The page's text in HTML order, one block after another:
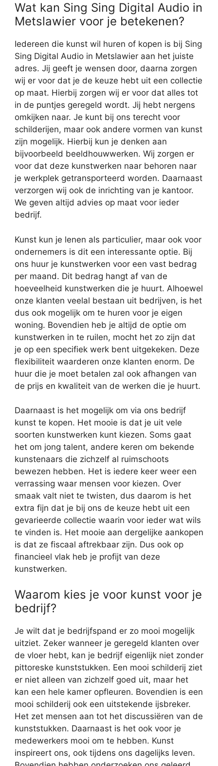
Wat kan Sing Sing Digital Audio in
Metslawier voor je betekenen?
Iedereen die kunst wil huren of kopen is bij Sing
Sing Digital Audio in Metslawier aan het juiste
adres. Jij geeft je wensen door, daarna zorgen
wij er voor dat je de keuze hebt uit een collectie
op maat. Hierbij zorgen wij er voor dat alles tot
in de puntjes geregeld wordt. Jij hebt nergens
omkijken naar. Je kunt bij ons terecht voor
schilderijen, maar ook andere vormen van kunst
zijn mogelijk. Hierbij kun je denken aan
bijvoorbeeld beeldhouwwerken. Wij zorgen er
voor dat deze kunstwerken naar behoren naar
je werkplek getransporteerd worden. Daarnaast
verzorgen wij ook de inrichting van je kantoor.
We geven altijd advies op maat voor ieder
bedrijf.
Kunst kun je lenen als particulier, maar ook voor
ondernemers is dit een interessante optie. Bij
ons huur je kunstwerken voor een vast bedrag
per maand. Dit bedrag hangt af van de
hoeveelheid kunstwerken die je huurt. Alhoewel
onze klanten veelal bestaan uit bedrijven, is het
dus ook mogelijk om te huren voor je eigen
woning. Bovendien heb je altijd de optie om
kunstwerken in te ruilen, mocht het zo zijn dat
je op een specifiek werk bent uitgekeken. Deze
flexibiliteit waarderen onze klanten enorm. De
huur die je moet betalen zal ook afhangen van
de prijs en kwaliteit van de werken die je huurt.
Daarnaast is het mogelijk om via ons bedrijf
kunst te kopen. Het mooie is dat je uit vele
soorten kunstwerken kunt kiezen. Soms gaat
het om jong talent, andere keren om bekende
kunstenaars die zichzelf al ruimschoots
bewezen hebben. Het is iedere keer weer een
verrassing waar mensen voor kiezen. Over
smaak valt niet te twisten, dus daarom is het
extra fijn dat je bij ons de keuze hebt uit een
gevarieerde collectie waarin voor ieder wat wils
te vinden is. Het mooie aan dergelijke aankopen
is dat ze fiscaal aftrekbaar zijn. Dus ook op
financieel vlak heb je profijt van deze
kunstwerken.
Waarom kies je voor kunst voor je
bedrijf?
Je wilt dat je bedrijfspand er zo mooi mogelijk
uitziet. Zeker wanneer je geregeld klanten over
de vloer hebt, kan je bedrijf eigenlijk niet zonder
pittoreske kunststukken. Een mooi schilderij ziet
er niet alleen van zichzelf goed uit, maar het
kan een hele kamer opfleuren. Bovendien is een
mooi schilderij ook een uitstekende ijsbreker.
Het zet mensen aan tot het discussiëren van de
kunststukken. Daarnaast is het ook voor je
medewerkers mooi om te hebben. Kunst
inspireert ons, ook tijdens ons dagelijks leven.